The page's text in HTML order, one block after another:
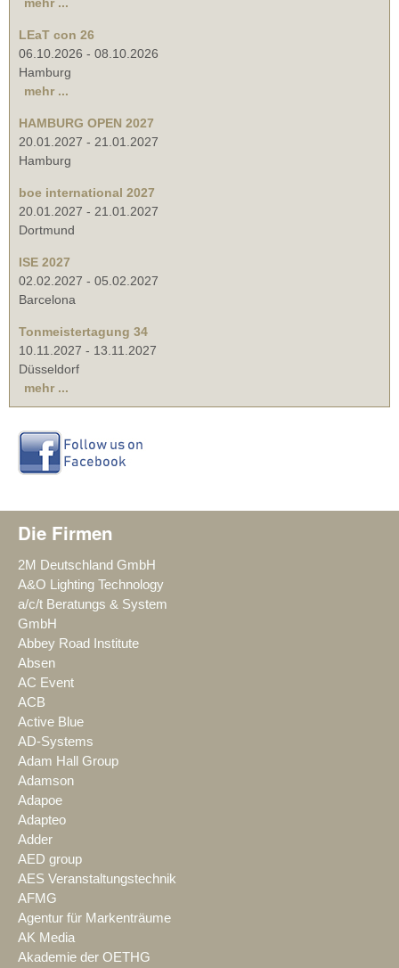
LEaT con 26
06.10.2026 - 08.10.2026
Hamburg
mehr ...
HAMBURG OPEN 2027
20.01.2027 - 21.01.2027
Hamburg
boe international 2027
20.01.2027 - 21.01.2027
Dortmund
ISE 2027
02.02.2027 - 05.02.2027
Barcelona
Tonmeistertagung 34
10.11.2027 - 13.11.2027
Düsseldorf
mehr ...
Die Firmen
2M Deutschland GmbH
A&O Lighting Technology
a/c/t Beratungs & System
GmbH
Abbey Road Institute
Absen
AC Event
ACB
Active Blue
AD-Systems
Adam Hall Group
Adamson
Adapoe
Adapteo
Adder
AED group
AES Veranstaltungstechnik
AFMG
Agentur für Markenträume
AK Media
Akademie der OETHG